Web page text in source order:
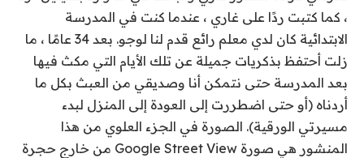
، كما كتبت ردًا على غاري ، عندما كنت في المدرسة
الابتدائية كان لدي معلم رائع قدم لنا لوجو. بعد 34 عامًا ، ما
زلت أحتفظ بذكريات جميلة عن تلك الأيام التي مكث فيها
بعد المدرسة حتى نتمكن أنا وصديقي من العبث بكل ما
أردناه (أو حتى اضطررت إلى العودة إلى المنزل لبدء
مسيرتي الورقية). الصورة في الجزء العلوي من هذا
المنشور هي صورة Google Street View من خارج حجرة